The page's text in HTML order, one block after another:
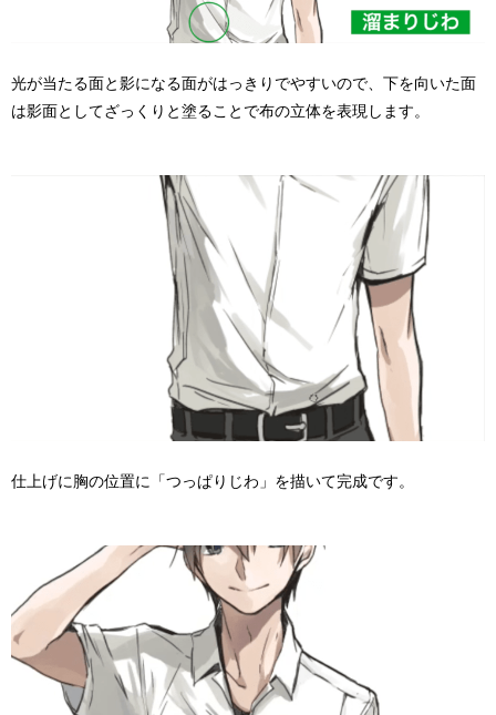
光が当たる面と影になる面がはっきりでやすいので、下を向いた面
は影面としてざっくりと塗ることで布の立体を表現します。
仕上げに胸の位置に「つっぱりじわ」を描いて完成です。